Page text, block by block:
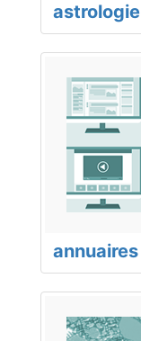
astrologie
annuaires